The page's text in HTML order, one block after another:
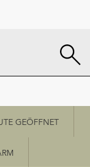
GEÖFFNET